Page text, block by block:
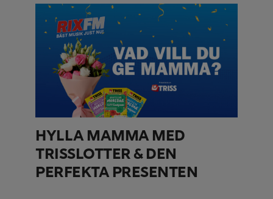
HYLLA MAMMA MED
TRISSLOTTER & DEN
PERFEKTA PRESENTEN